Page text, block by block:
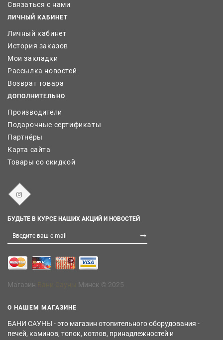
Связаться с нами
ЛИЧНЫЙ КАБИНЕТ
Личный кабинет
История заказов
Мои закладки
Рассылка новостей
Возврат товара
ДОПОЛНИТЕЛЬНО
Производители
Подарочные сертификаты
Партнёры
Карта сайта
Товары со скидкой
БУДЬТЕ В КУРСЕ НАШИХ АКЦИЙ И НОВОСТЕЙ
Магазин Минск © 2025
О НАШЕМ МАГАЗИНЕ
БАНИ САУНЫ - это магазин отопительного оборудования -
печей, каминов, топок, котлов, принадлежностей и